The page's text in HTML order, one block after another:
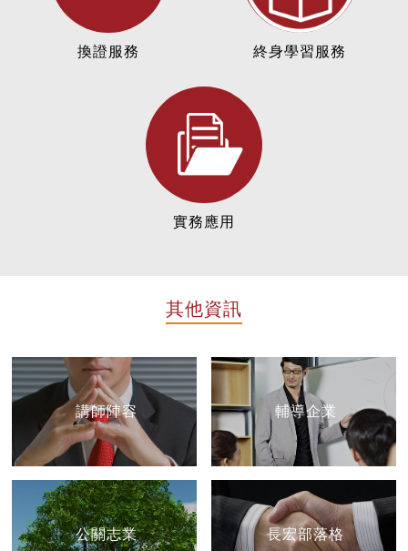
換證服務 終身學習服務
實務應用
其他資訊
講師陣容 輔導企業
公關志業 長宏部落格